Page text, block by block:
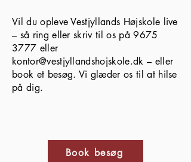
Vil du opleve Vestjyllands Højskole live
– så ring eller skriv til os på9675
3777 eller
kontor@vestjyllandshojskole.dk – eller
book et besøg. Vi glæder os til at hilse
på dig.
Book besøg